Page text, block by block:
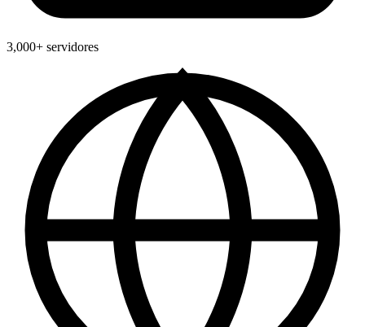
3,000+ servidores